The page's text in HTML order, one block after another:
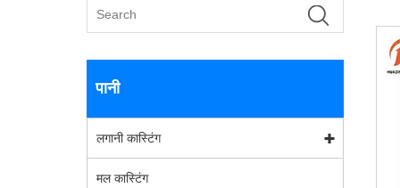
पानी
लगानी कास्टिंग
मल कास्टिंग